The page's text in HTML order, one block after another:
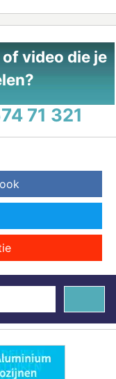
video die je
71 321